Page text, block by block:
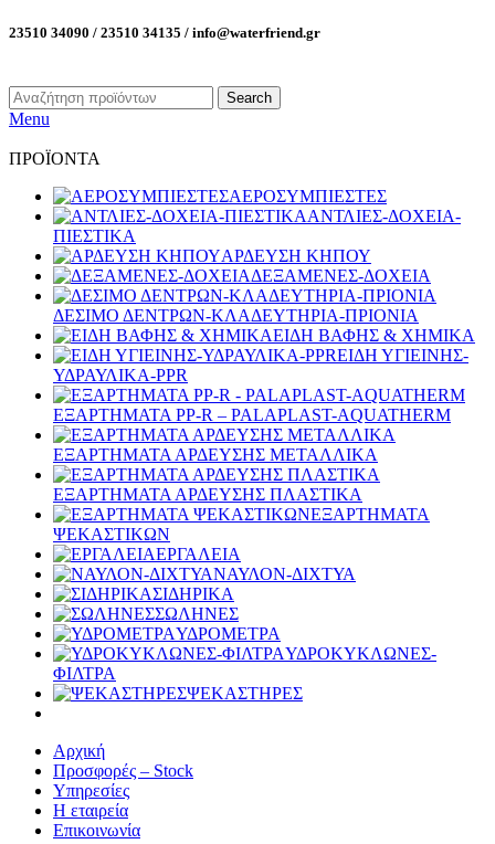
23510 34090 / 23510 34135 / info@waterfriend.gr
Search
Menu
ΠΡΟΪΟΝΤΑ
ΑΕΡΟΣΥΜΠΙΕΣΤΕΣ
ΑΝΤΛΙΕΣ-ΔΟΧΕΙΑ-
ΠΙΕΣΤΙΚΑ
ΑΡΔΕΥΣΗ ΚΗΠΟΥ
ΔΕΞΑΜΕΝΕΣ-ΔΟΧΕΙΑ
ΔΕΣΙΜΟ ΔΕΝΤΡΩΝ-ΚΛΑΔΕΥΤΗΡΙΑ-ΠΡΙΟΝΙΑ
ΕΙΔΗ ΒΑΦΗΣ & ΧΗΜΙΚΑ
ΕΙΔΗ ΥΓΙΕΙΝΗΣ-
ΥΔΡΑΥΛΙΚΑ-PPR
ΕΞΑΡΤΗΜΑΤΑ PP-R – PALAPLAST-AQUATHERM
ΕΞΑΡΤΗΜΑΤΑ ΑΡΔΕΥΣΗΣ ΜΕΤΑΛΛΙΚΑ
ΕΞΑΡΤΗΜΑΤΑ ΑΡΔΕΥΣΗΣ ΠΛΑΣΤΙΚΑ
ΕΞΑΡΤΗΜΑΤΑ
ΨΕΚΑΣΤΙΚΩΝ
ΕΡΓΑΛΕΙΑ
ΝΑΥΛΟΝ-ΔΙΧΤΥΑ
ΣΙΔΗΡΙΚΑ
ΣΩΛΗΝΕΣ
ΥΔΡΟΜΕΤΡΑ
ΥΔΡΟΚΥΚΛΩΝΕΣ-
ΦΙΛΤΡΑ
ΨΕΚΑΣΤΗΡΕΣ
Αρχική
Προσφορές – Stock
Υπηρεσίες
Η εταιρεία
Επικοινωνία